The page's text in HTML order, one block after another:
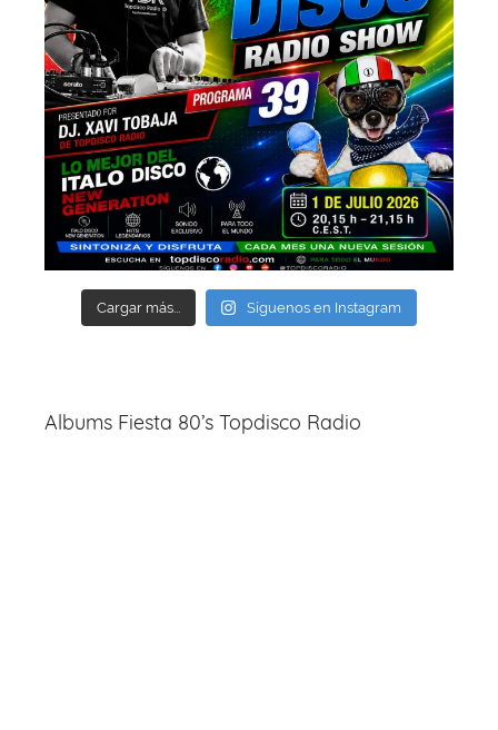
Cargar más... Síguenos en Instagram
Albums Fiesta 80’s Topdisco Radio